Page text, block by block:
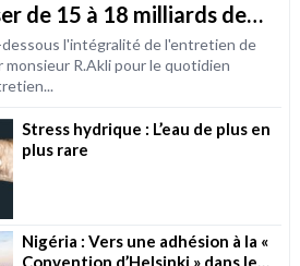
de 15 à 18 milliards de
»
l'intégralité de l'entretien de
R.Akli pour le quotidien
Stress hydrique : L’eau de plus en
plus rare
Nigéria : Vers une adhésion à la «
Convention d’Helsinki » dans le